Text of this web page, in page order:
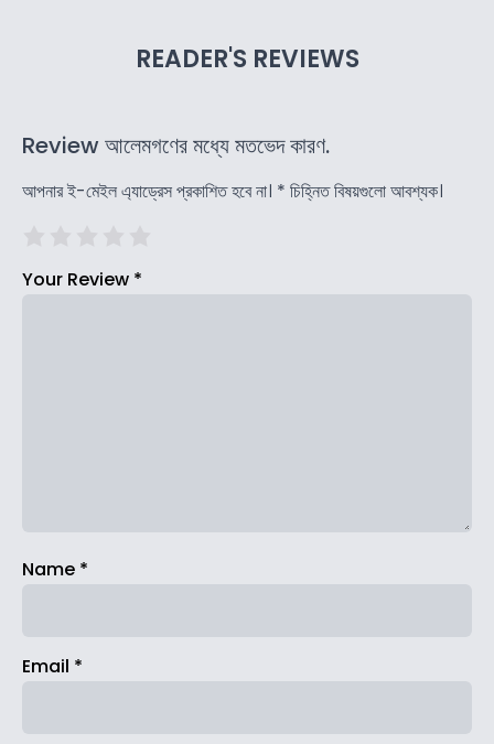
READER'S REVIEWS
Review আলেমগণের মধ্যে মতভেদ কারণ.
আপনার ই-মেইল এ্যাড্রেস প্রকাশিত হবে না। * চিহ্নিত বিষয়গুলো আবশ্যক।
Your Review *
Name *
Email *